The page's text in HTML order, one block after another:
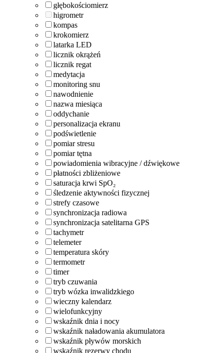
głębokościomierz
higrometr
kompas
krokomierz
latarka LED
licznik okrążeń
licznik regat
medytacja
monitoring snu
nawodnienie
nazwa miesiąca
oddychanie
personalizacja ekranu
podświetlenie
pomiar stresu
pomiar tętna
powiadomienia wibracyjne / dźwiękowe
płatności zbliżeniowe
saturacja krwi SpO₂
śledzenie aktywności fizycznej
strefy czasowe
synchronizacja radiowa
synchronizacja satelitarna GPS
tachymetr
telemeter
temperatura skóry
termometr
timer
tryb czuwania
tryb wózka inwalidzkiego
wieczny kalendarz
wielofunkcyjny
wskaźnik dnia i nocy
wskaźnik naładowania akumulatora
wskaźnik pływów morskich
wskaźnik rezerwy chodu